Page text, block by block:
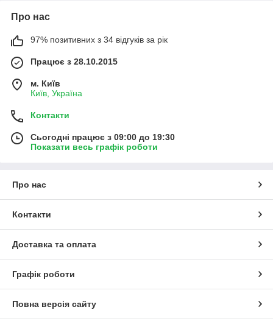
Про нас
97% позитивних з 34 відгуків за рік
Працює з 28.10.2015
м. Київ
Київ, Україна
Контакти
Сьогодні працює з 09:00 до 19:30
Показати весь графік роботи
Про нас
Контакти
Доставка та оплата
Графік роботи
Повна версія сайту